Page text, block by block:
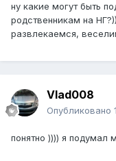
ну какие могут быть
родственникам на
развлекаемся,
Vlad008
Опубликовано
понятно )))) я подумал